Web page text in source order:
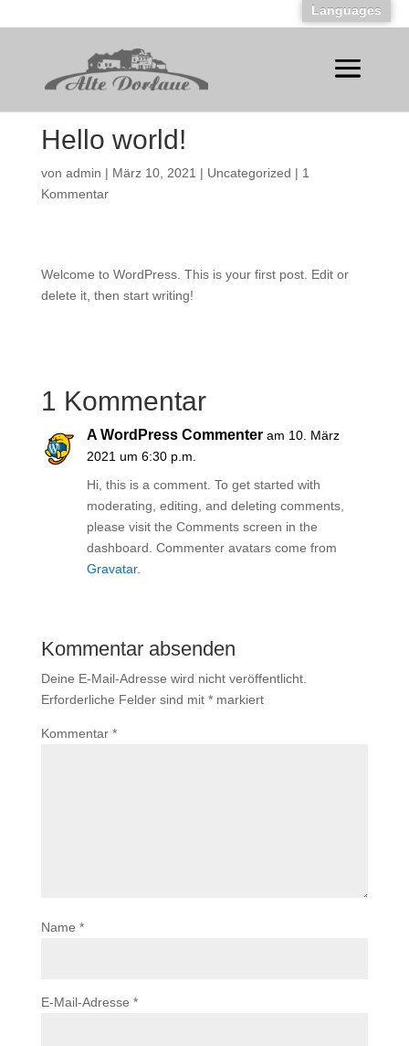
Hello world!
von admin | März 10, 2021 | Uncategorized | 1
Kommentar
Welcome to WordPress. This is your first post. Edit or
delete it, then start writing!
1 Kommentar
A WordPress Commenter am 10. März
2021 um 6:30 p.m.
Hi, this is a comment. To get started with
moderating, editing, and deleting comments,
please visit the Comments screen in the
dashboard. Commenter avatars come from
Gravatar.
Kommentar absenden
Deine E-Mail-Adresse wird nicht veröffentlicht.
Erforderliche Felder sind mit *markiert
Kommentar *
Name *
E-Mail-Adresse *
Languages